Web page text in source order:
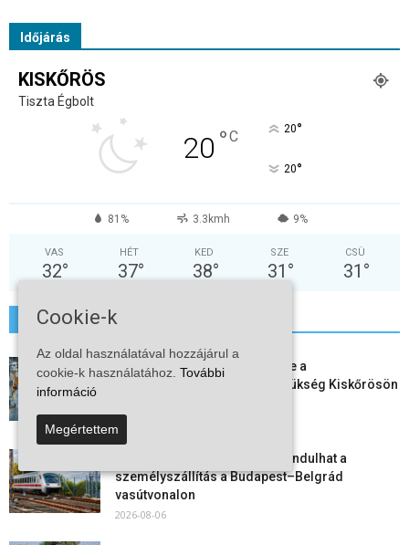
Időjárás
KISKŐRÖS
Tiszta Égbolt
20 °C 20°
20°
81% 3.3kmh 9%
VAS
32°
HÉT
37°
KED
38°
SZE
31 °
CSÜ
31 °
További hírek
Aktuális állásajánlatok: ezekre a
munkavállalókra van most szükség Kiskőrösön
Vitézy Dávid: már ősszel újraindulhat a
személyszállítás a Budapest–Belgrád
vasútvonalon
2026-08-06
Cookie-k
Az oldal használatával hozzájárul a
cookie-k használatához. További
információ
Megértettem